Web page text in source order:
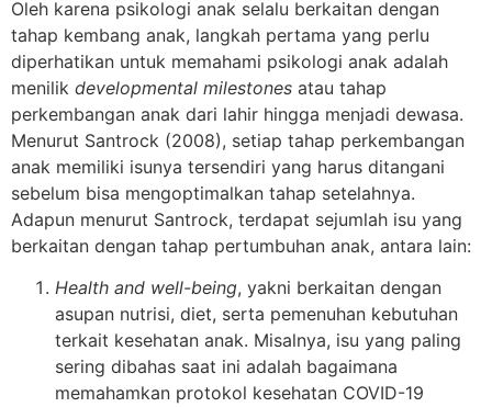
Oleh karena psikologi anak selalu berkaitan dengan
tahap kembang anak, langkah pertama yang perlu
diperhatikan untuk memahami psikologi anak adalah
menilik developmental milestones atau tahap
perkembangan anak dari lahir hingga menjadi dewasa.
Menurut Santrock (2008), setiap tahap perkembangan
anak memiliki isunya tersendiri yang harus ditangani
sebelum bisa mengoptimalkan tahap setelahnya.
Adapun menurut Santrock, terdapat sejumlah isu yang
berkaitan dengan tahap pertumbuhan anak, antara lain:
Health and well-being, yakni berkaitan dengan
asupan nutrisi, diet, serta pemenuhan kebutuhan
terkait kesehatan anak. Misalnya, isu yang paling
sering dibahas saat ini adalah bagaimana
memahamkan protokol kesehatan COVID-19